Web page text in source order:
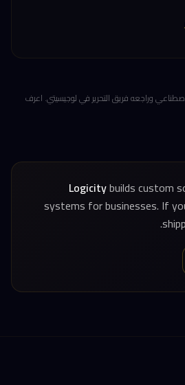
وراجعه فريق التحرير في لوجيسيتي. اعرف
Logicitybuilds custom
systems for businesses. If